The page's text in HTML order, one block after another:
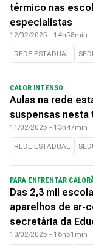
térmico nas
especialistas
12/02/2025 - 14h58min
REDE ESTADUAL
CALOR INTENSO
Aulas na rede
suspensas
11/02/2025 - 13h47min
REDE ESTADUAL
PARA ENFRENTAR
Das 2,3 mil
aparelhos de ar-
secretária da
10/02/2025 - 16h51min